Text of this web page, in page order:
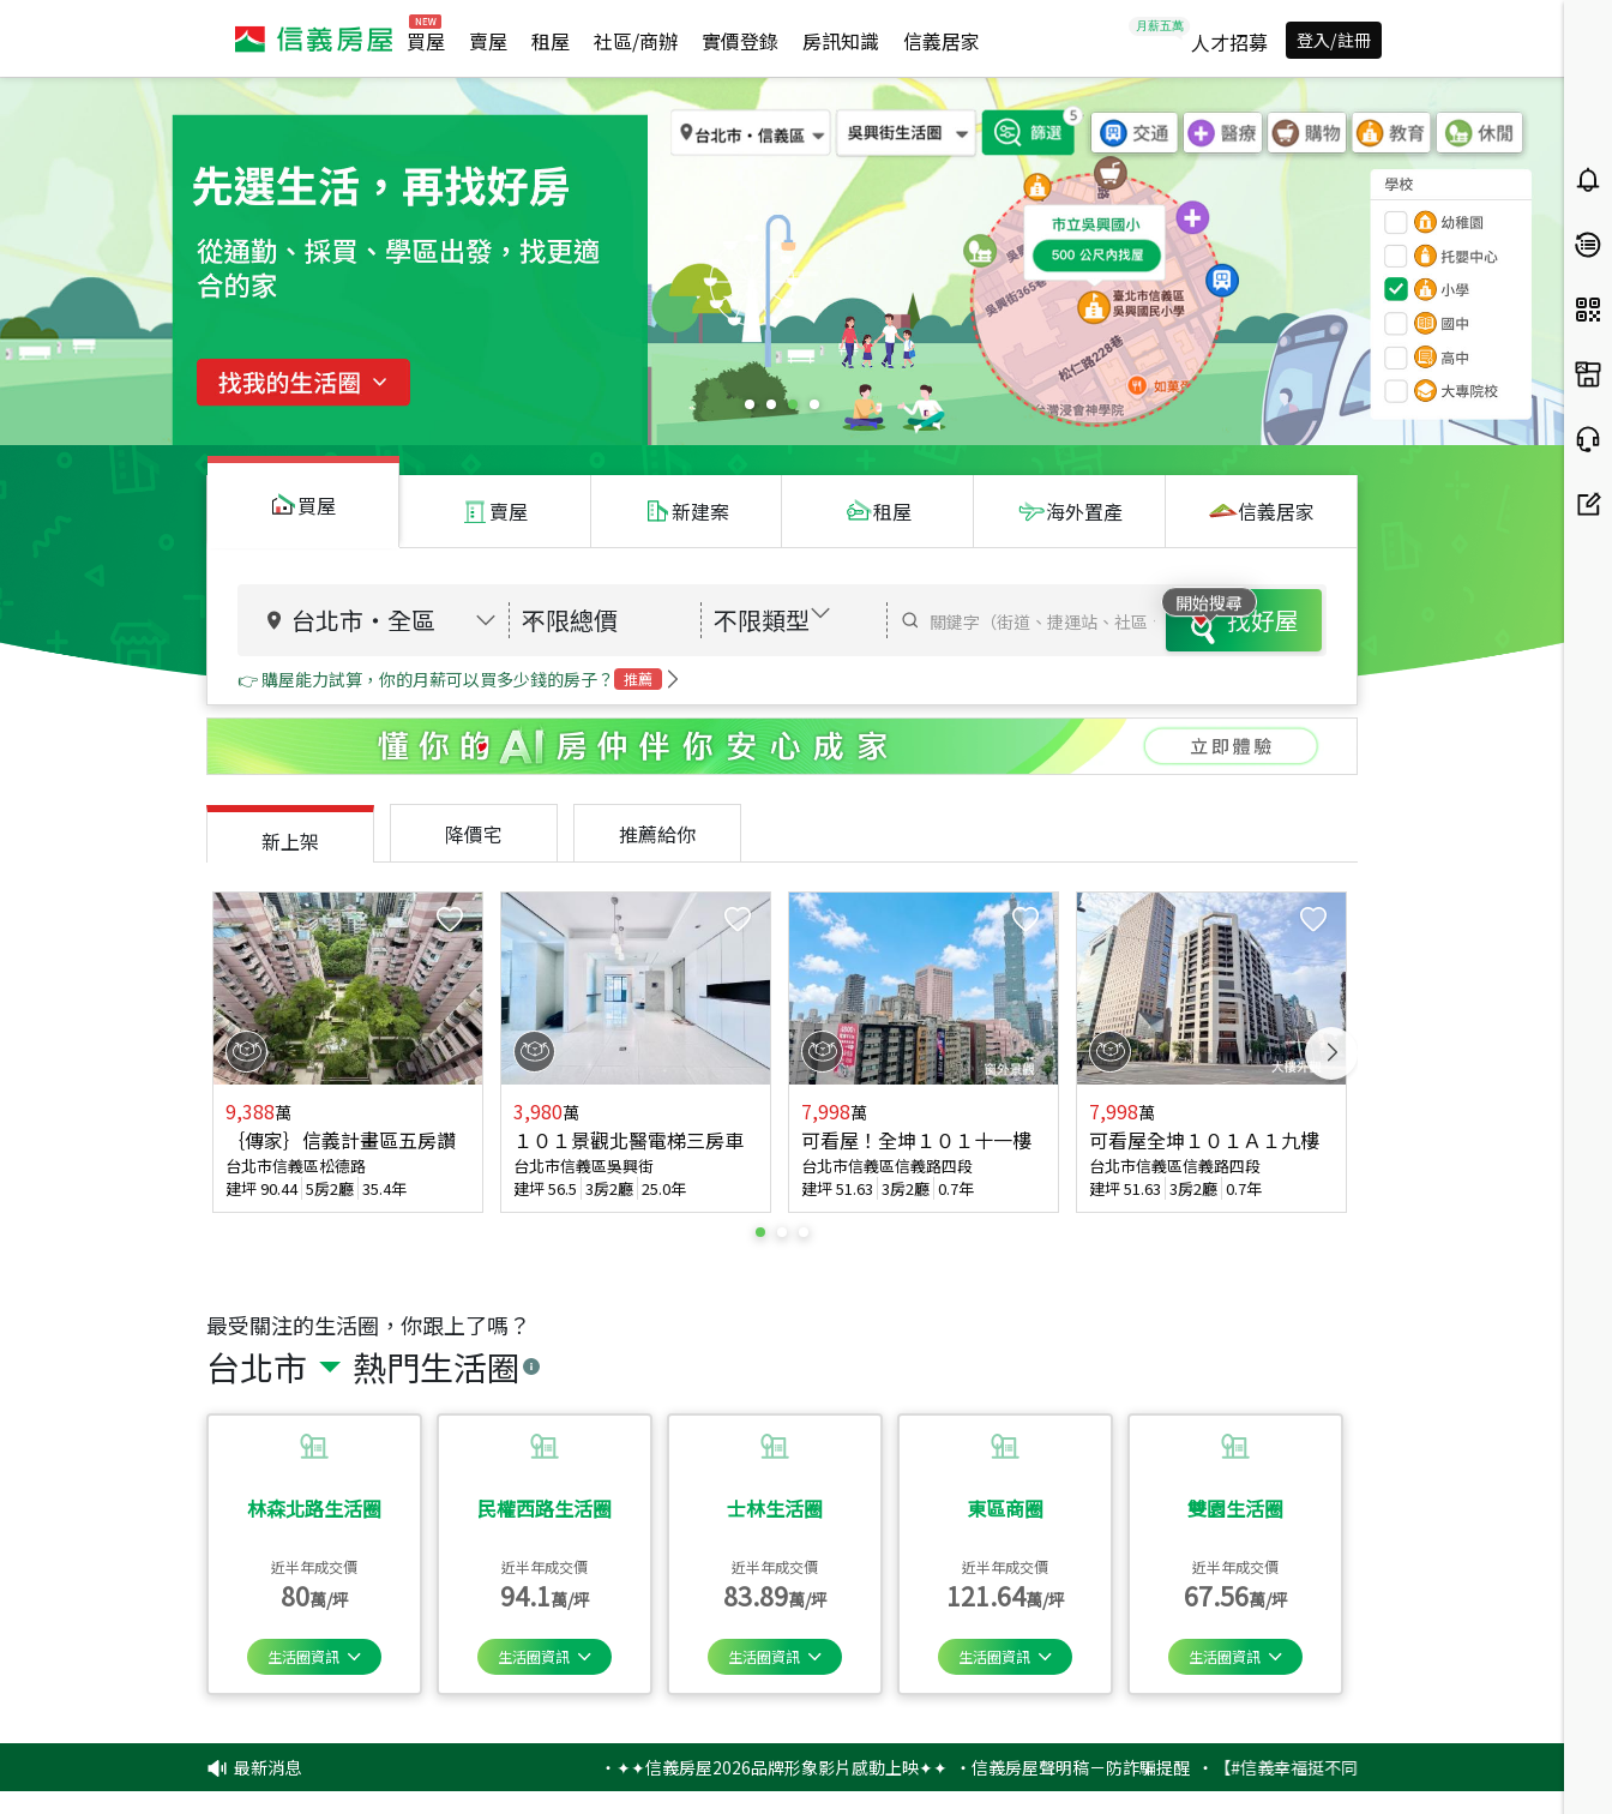
買屋 賣屋 租屋 社區/商辦 實價登錄 房訊知識 信義居家 人才招募 登入/註冊
買屋 賣屋 新建案 租屋 海外置產 信義居家
台北市 ・ 全區 不限總價 不限類型
開始搜尋
找好屋
👉 購屋能力試算，你的月薪可以買多少錢的房子？ 推薦
最受關注的生活圈，你跟上了嗎？
台北市 熱門生活圈
林森北路生活圈
近半年成交價
80萬/坪
生活圈資訊
民權西路生活圈
近半年成交價
94.1萬/坪
生活圈資訊
士林生活圈
近半年成交價
83.89萬/坪
生活圈資訊
東區商圈
近半年成交價
121.64萬/坪
生活圈資訊
雙園生活圈
近半年成交價
67.56萬/坪
生活圈資訊
新上架 降價宅 推薦給你
9,388萬
｛傳家｝信義計畫區五房讚
台北市信義區松德路
建坪90.44 5房2廳 35.4年
3,980萬
１０１景觀北醫電梯三房車
台北市信義區吳興街
建坪56.5 3房2廳 25.0年
7,998萬
可看屋！全坤１０１十一樓
台北市信義區信義路四段
建坪51.63 3房2廳 0.7年
7,998萬
可看屋全坤１０１Ａ１九樓
台北市信義區信義路四段
建坪51.63 3房2廳 0.7年
最新消息 ✦✦信義房屋2026品牌形象影片感動上映✦✦ ‧信義房屋聲明稿－防詐騙提醒 ‧【#信義幸福挺不同】用實力，讓升職免抽號碼牌！最新雇主